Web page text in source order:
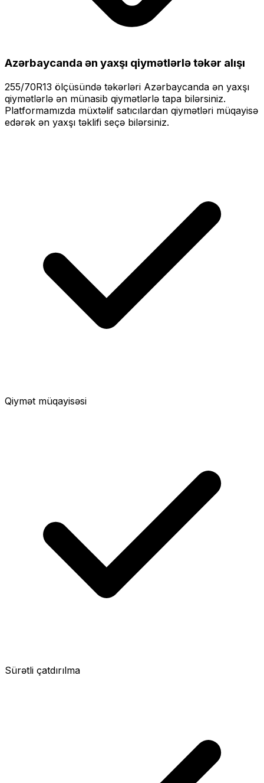
Azərbaycanda ən yaxşı qiymətlərlətəkər alışı
255/70R13 ölçüsündə təkərləri Azərbaycanda ən yaxşı
qiymətlərlə ən münasib qiymətlərlə tapa bilərsiniz.
Platformamızda müxtəlif satıcılardan qiymətləri müqayisə
edərək ən yaxşı təklifi seçə bilərsiniz.
Qiymət müqayisəsi
Sürətli çatdırılma